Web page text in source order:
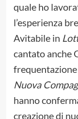
quale ho
l’esperienza
Avitabile in
cantato anche
frequentazione
Nuova
hanno
creazione di